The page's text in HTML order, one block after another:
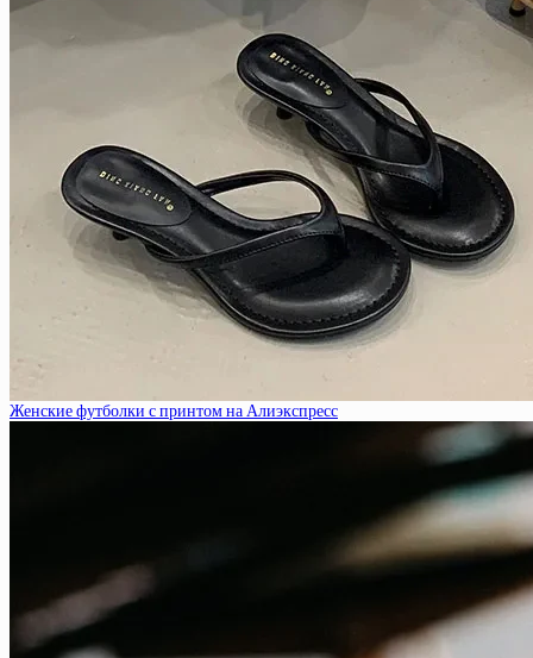
Женские футболки с принтом на Алиэкспресс